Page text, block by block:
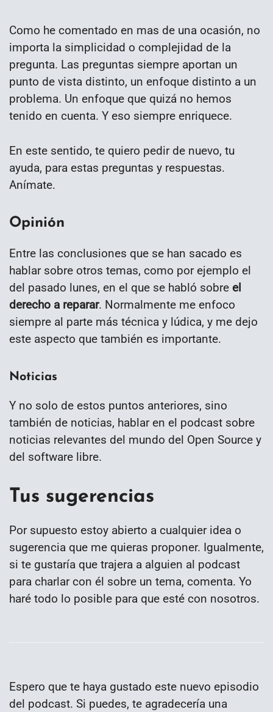
Como he comentado en mas de una ocasión, no
importa la simplicidad o complejidad de la
pregunta. Las preguntas siempre aportan un
punto de vista distinto, un enfoque distinto a un
problema. Un enfoque que quizá no hemos
tenido en cuenta. Y eso siempre enriquece.
En este sentido, te quiero pedir de nuevo, tu
ayuda, para estas preguntas y respuestas.
Anímate.
Opinión
Entre las conclusiones que se han sacado es
hablar sobre otros temas, como por ejemplo el
del pasado lunes, en el que se habló sobre el
derecho a reparar. Normalmente me enfoco
siempre al parte más técnica y lúdica, y me dejo
este aspecto que también es importante.
Noticias
Y no solo de estos puntos anteriores, sino
también de noticias, hablar en el podcast sobre
noticias relevantes del mundo del Open Source y
del software libre.
Tus sugerencias
Por supuesto estoy abierto a cualquier idea o
sugerencia que me quieras proponer. Igualmente,
si te gustaría que trajera a alguien al podcast
para charlar con él sobre un tema, comenta. Yo
haré todo lo posible para que esté con nosotros.
Espero que te haya gustado este nuevo episodio
del podcast. Si puedes, te agradecería una